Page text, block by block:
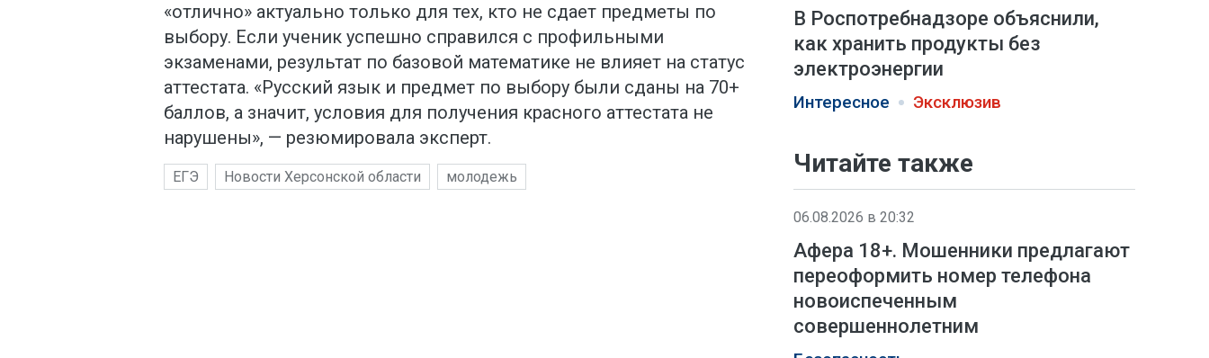
«отлично» актуально только для тех, кто не сдает предметы по
выбору. Если ученик успешно справился с профильными
экзаменами, результат по базовой математике не влияет на статус
аттестата. «Русский язык и предмет по выбору были сданы на 70+
баллов, а значит, условия для получения красного аттестата не
нарушены», — резюмировала эксперт.
ЕГЭ Новости Херсонской области молодежь
В Роспотребнадзоре объяснили,
как хранить продукты без
электроэнергии
Интересное Эксклюзив
Читайте также
06.08.2026 в 20:32
Афера 18+. Мошенники предлагают
переоформить номер телефона
новоиспеченным
совершеннолетним